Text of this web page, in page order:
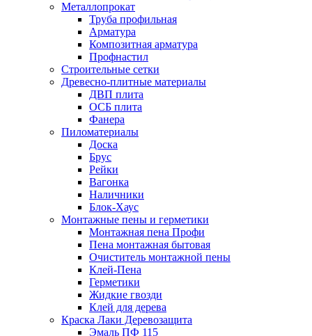
Металлопрокат
Труба профильная
Арматура
Композитная арматура
Профнастил
Строительные сетки
Древесно-плитные материалы
ДВП плита
ОСБ плита
Фанера
Пиломатериалы
Доска
Брус
Рейки
Вагонка
Наличники
Блок-Хаус
Монтажные пены и герметики
Монтажная пена Профи
Пена монтажная бытовая
Очиститель монтажной пены
Клей-Пена
Герметики
Жидкие гвозди
Клей для дерева
Краска Лаки Деревозащита
Эмаль ПФ 115